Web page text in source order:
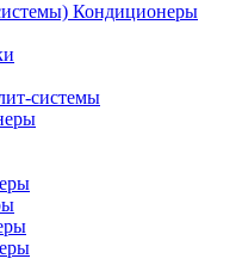
Кондиционеры
системы